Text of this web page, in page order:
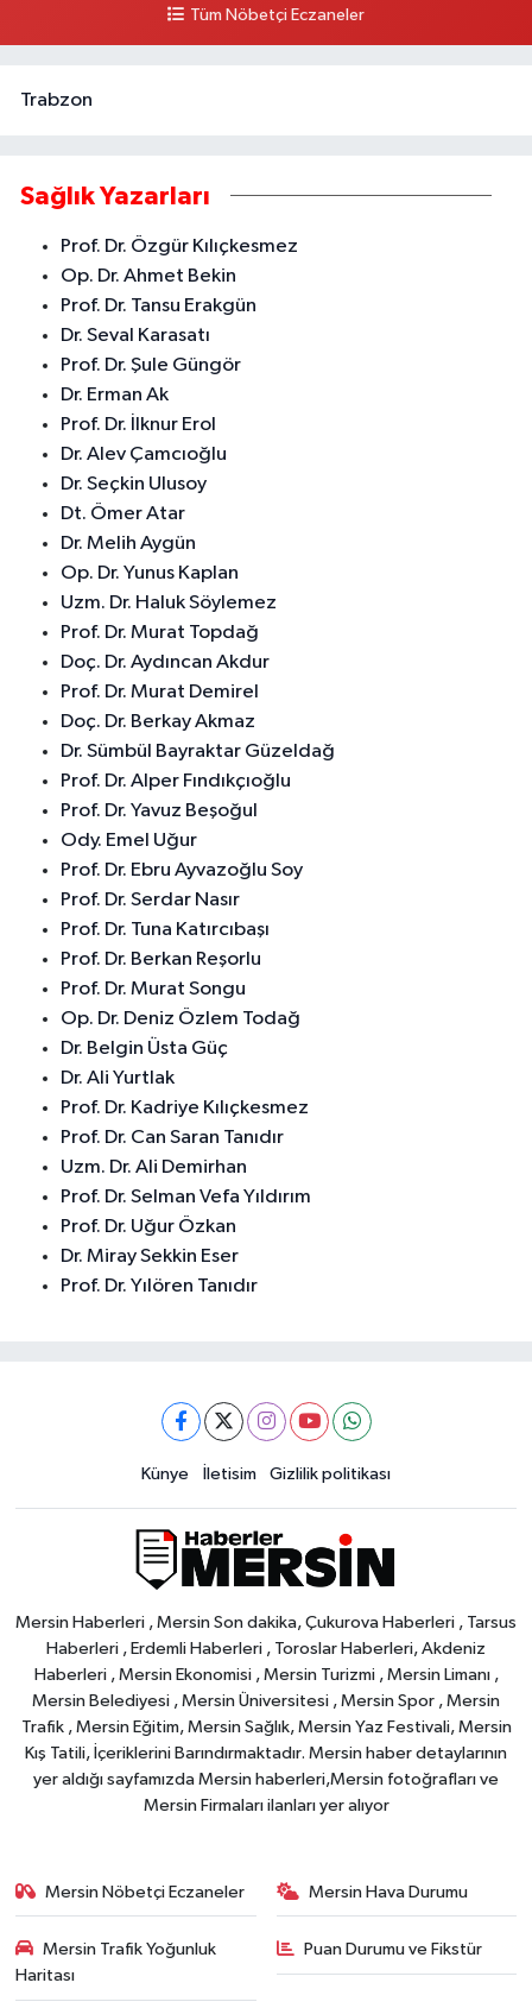
Tüm Nöbetçi Eczaneler
Trabzon
Sağlık Yazarları
Prof. Dr. Özgür Kılıçkesmez
Op. Dr. Ahmet Bekin
Prof. Dr. Tansu Erakgün
Dr. Seval Karasatı
Prof. Dr. Şule Güngör
Dr. Erman Ak
Prof. Dr. İlknur Erol
Dr. Alev Çamcıoğlu
Dr. Seçkin Ulusoy
Dt. Ömer Atar
Dr. Melih Aygün
Op. Dr. Yunus Kaplan
Uzm. Dr. Haluk Söylemez
Prof. Dr. Murat Topdağ
Doç. Dr. Aydıncan Akdur
Prof. Dr. Murat Demirel
Doç. Dr. Berkay Akmaz
Dr. Sümbül Bayraktar Güzeldağ
Prof. Dr. Alper Fındıkçıoğlu
Prof. Dr. Yavuz Beşoğul
Ody. Emel Uğur
Prof. Dr. Ebru Ayvazoğlu Soy
Prof. Dr. Serdar Nasır
Prof. Dr. Tuna Katırcıbaşı
Prof. Dr. Berkan Reşorlu
Prof. Dr. Murat Songu
Op. Dr. Deniz Özlem Todağ
Dr. Belgin Üsta Güç
Dr. Ali Yurtlak
Prof. Dr. Kadriye Kılıçkesmez
Prof. Dr. Can Saran Tanıdır
Uzm. Dr. Ali Demirhan
Prof. Dr. Selman Vefa Yıldırım
Prof. Dr. Uğur Özkan
Dr. Miray Sekkin Eser
Prof. Dr. Yılören Tanıdır
Künye İletisim Gizlilik politikası
Mersin Haberleri , Mersin Son dakika, Çukurova Haberleri , Tarsus
Haberleri , Erdemli Haberleri , Toroslar Haberleri, Akdeniz
Haberleri , Mersin Ekonomisi , Mersin Turizmi , Mersin Limanı ,
Mersin Belediyesi , Mersin Üniversitesi , Mersin Spor , Mersin
Trafik , Mersin Eğitim, Mersin Sağlık, Mersin Yaz Festivali, Mersin
Kış Tatili, İçeriklerini Barındırmaktadır. Mersin haber detaylarının
yer aldığı sayfamızda Mersin haberleri,Mersin fotoğrafları ve
Mersin Firmaları ilanları yer alıyor
Mersin Nöbetçi Eczaneler Mersin Hava Durumu
Mersin Trafik Yoğunluk
Haritası
Puan Durumu ve Fikstür